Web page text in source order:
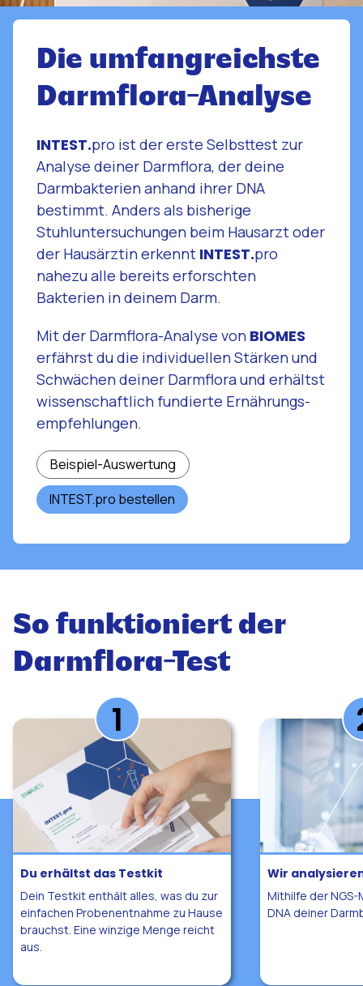
Die umfangreichste
Darmflora-Analyse
INTEST.pro ist der erste Selbsttest zur
Analyse deiner Darmflora, der deine
Darmbakterien anhand ihrer DNA
bestimmt. Anders als bisherige
Stuhluntersuchungen beim Hausarzt oder
der Hausärztin erkennt INTEST.pro
nahezu alle bereits erforschten
Bakterien in deinem Darm.
Mit der Darmflora-Analyse von BIOMES
erfährst du die individuellen Stärken und
Schwächen deiner Darmflora und erhältst
wissenschaftlich fundierte Ernährungs­
empfehlungen.
Beispiel-Auswertung
INTEST.pro bestellen
So funktioniert der
Darmflora-Test
Du erhältst das Testkit
Dein Testkit enthält alles, was du zur
einfachen Probenentnahme zu Hause
brauchst. Eine winzige Menge reicht
aus.
Wir
Mithilfe der
DNA deiner
Spare 10 % auf deinen 1. Darmfloratest
Melde dich für unseren Newsletter an, bleibe über
Darmthemen informiert und spare 10 % bei deiner
Bestellung.
Name Email